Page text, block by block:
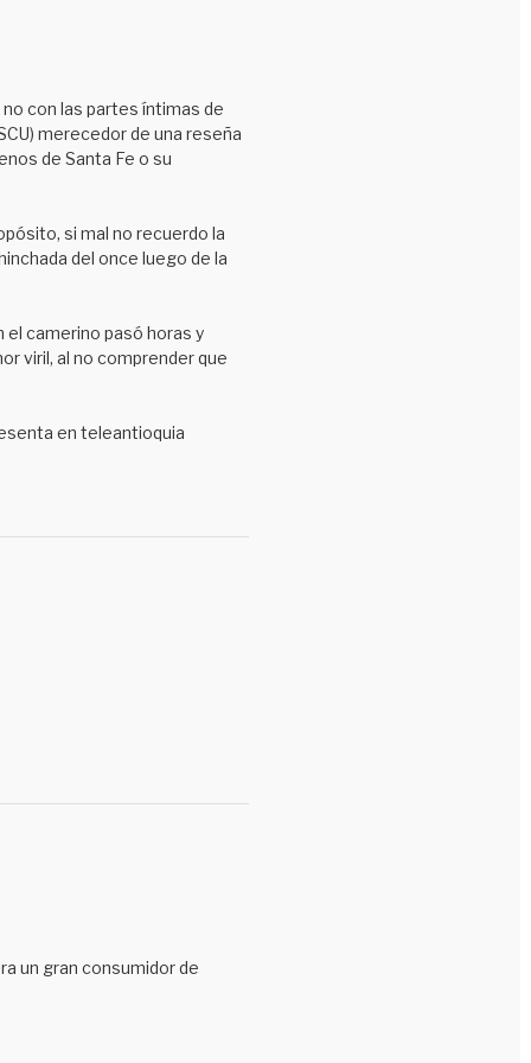
no con las partes íntimas de
merecedor de una reseña
de Santa Fe o su
si mal no recuerdo la
del once luego de la
camerino pasó horas y
viril, al no comprender que
en teleantioquia
un gran consumidor de